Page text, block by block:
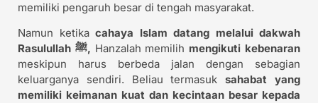
memiliki pengaruh besar di tengah masyarakat.
Namun ketika cahaya Islam datang melalui dakwah
Rasulullah ﷺ, Hanzalah memilih mengikuti kebenaran
meskipun harus berbeda jalan dengan sebagian
keluarganya sendiri. Beliau termasuksahabat yang
memiliki keimanan kuat dan kecintaan besar kepada